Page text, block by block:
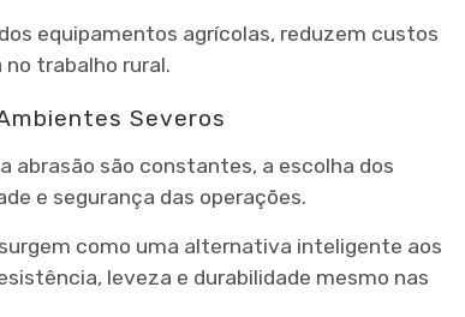
equipamentos agrícolas, reduzem custos
trabalho rural.
Severos
abrasão são constantes, a escolha dos
e segurança das operações.
como uma alternativa inteligente aos
leveza e durabilidade mesmo nas